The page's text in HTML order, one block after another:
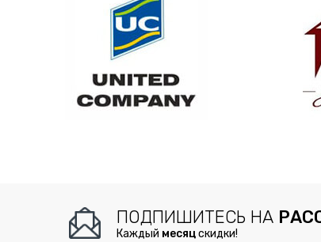
ПОДПИШИТЕСЬ НА
Каждый месяцскидки!